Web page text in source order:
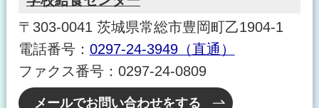
〒303-0041 茨城県常総市豊岡町乙1904-1
電話番号： 0297-24-3949（直通）
ファクス番号：0297-24-0809
メールでお問い合わせをする